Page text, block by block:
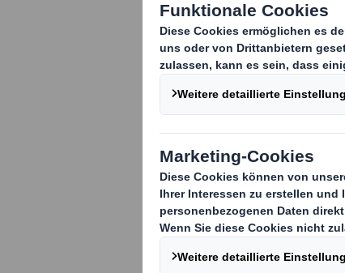
Wir gehen
International
stark
International